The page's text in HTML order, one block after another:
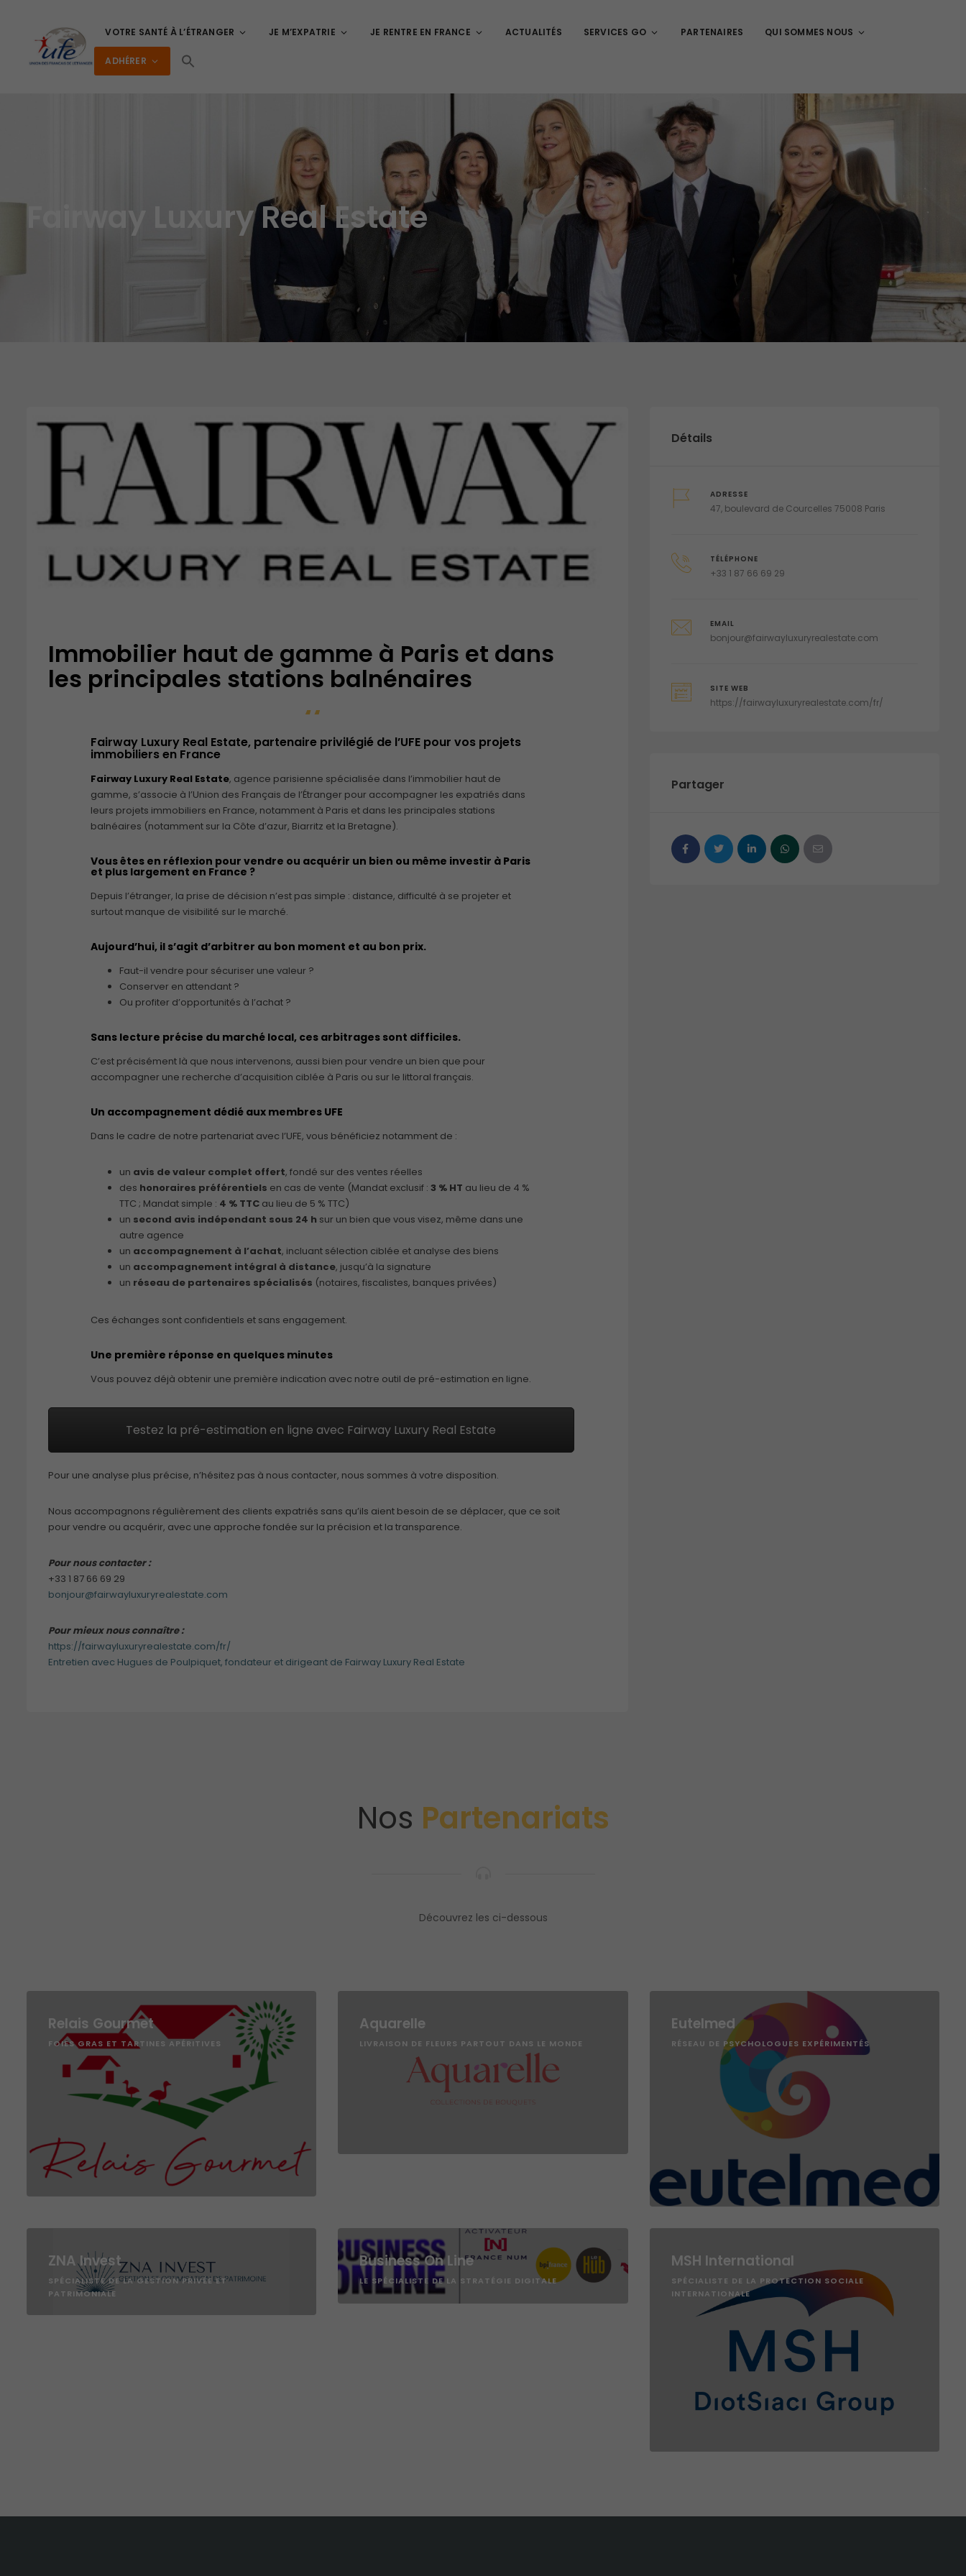
VOTRE SANTÉ À L’ÉTRANGER JE M’EXPATRIE JE RENTRE EN FRANCE ACTUALITÉS SERVICES GO PARTENAIRES QUI SOMMES NOUS
ADHÉRER
Fairway Luxury Real Estate
Immobilier haut de gamme à Paris et dans
les principales stations balnénaires
Fairway Luxury Real Estate, partenaire privilégié de l’UFE pour vos projets
immobiliers en France
Fairway Luxury Real Estate, agence parisienne spécialisée dans l’immobilier haut de
gamme, s’associe à l’Union des Français de l’Étranger pour accompagner les expatriés dans
leurs projets immobiliers en France, notamment à Paris et dans les principales stations
balnéaires (notamment sur la Côte d’azur, Biarritz et la Bretagne).
Vous êtes en réflexion pour vendre ou acquérir un bien ou même investir à Paris
et plus largement en France ?
Depuis l’étranger, la prise de décision n’est pas simple : distance, difficulté à se projeter et
surtout manque de visibilité sur le marché.
Aujourd’hui, il s’agit d’arbitrer au bon moment et au bon prix.
Faut-il vendre pour sécuriser une valeur ?
Conserver en attendant ?
Ou profiter d’opportunités à l’achat ?
Sans lecture précise du marché local, ces arbitrages sont difficiles.
C’est précisément là que nous intervenons, aussi bien pour vendre un bien que pour
accompagner une recherche d’acquisition ciblée à Paris ou sur le littoral français.
Un accompagnement dédié aux membres UFE
Dans le cadre de notre partenariat avec l’UFE, vous bénéficiez notamment de :
un avis de valeur complet offert, fondé sur des ventes réelles
des honoraires préférentiels en cas de vente (Mandat exclusif : 3 % HT au lieu de 4 %
TTC ; Mandat simple : 4 % TTCau lieu de 5 % TTC)
un second avis indépendant sous 24 h sur un bien que vous visez, même dans une
autre agence
un accompagnement à l’achat, incluant sélection ciblée et analyse des biens
un accompagnement intégral à distance, jusqu’à la signature
un réseau de partenaires spécialisés (notaires, fiscalistes, banques privées)
Ces échanges sont confidentiels et sans engagement.
Une première réponse en quelques minutes
Vous pouvez déjà obtenir une première indication avec notre outil de pré-estimation en ligne.
Testez la pré-estimation en ligne avec Fairway Luxury Real Estate
Pour une analyse plus précise, n’hésitez pas à nous contacter, nous sommes à votre disposition.
Nous accompagnons régulièrement des clients expatriés sans qu’ils aient besoin de se déplacer, que ce soit
pour vendre ou acquérir, avec une approche fondée sur la précision et la transparence.
Pour nous contacter :
+33 1 87 66 69 29
bonjour@fairwayluxuryrealestate.com
Pour mieux nous connaître :
https://fairwayluxuryrealestate.com/fr/
Entretien avec Hugues de Poulpiquet, fondateur et dirigeant de Fairway Luxury Real Estate
Détails
ADRESSE
47, boulevard de Courcelles 75008 Paris
TÉLÉPHONE
+33 1 87 66 69 29
EMAIL
bonjour@fairwayluxuryrealestate.com
SITE WEB
https://fairwayluxuryrealestate.com/fr/
Partager
Nos Partenariats
Découvrez les ci-dessous
Relais Gourmet
FOIES GRAS ET TARTINES APÉRITIVES
Aquarelle
LIVRAISON DE FLEURS PARTOUT DANS LE MONDE
Eutelmed
RÉSEAU DE PSYCHOLOGUES EXPÉRIMENTÉS
ZNA Invest
SPÉCIALISTE DE LA GESTION PRIVÉE ET
PATRIMONIALE
Business On Line
LE SPÉCIALISTE DE LA STRATÉGIE DIGITALE
MSH International
SPÉCIALISTE DE LA PROTECTION SOCIALE
INTERNATIONALE
Obligatoires
Analytiques
Ces cookies
navigation